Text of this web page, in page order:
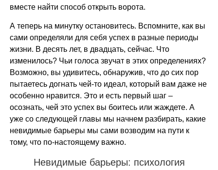
вместе найти способ открыть ворота.
А теперь на минутку остановитесь. Вспомните, как вы
сами определяли для себя успех в разные периоды
жизни. В десять лет, в двадцать, сейчас. Что
изменилось? Чьи голоса звучат в этих определениях?
Возможно, вы удивитесь, обнаружив, что до сих пор
пытаетесь догнать чей-то идеал, который вам даже не
особенно нравится. Это и есть первый шаг –
осознать, чей это успех вы боитесь или жаждете. А
уже со следующей главы мы начнем разбирать, какие
невидимые барьеры мы сами возводим на пути к
тому, что по-настоящему важно.
Невидимые барьеры: психология